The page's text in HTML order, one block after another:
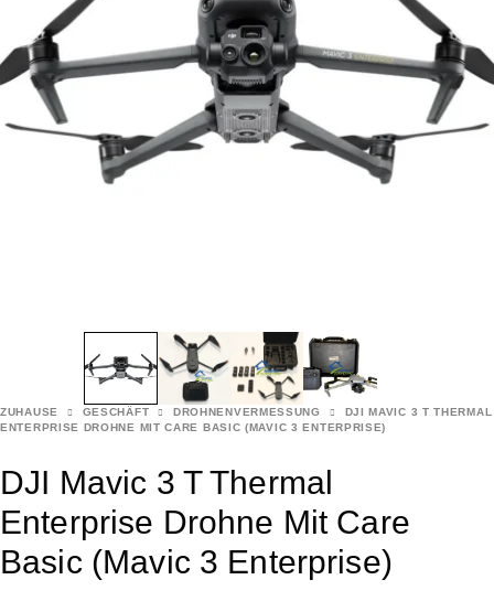
ZUHAUSE GESCHÄFT DROHNENVERMESSUNG
DJI MAVIC 3 T THERMAL
ENTERPRISE DROHNE MIT CARE BASIC (MAVIC 3 ENTERPRISE)
DJI Mavic 3 T Thermal
Enterprise Drohne Mit Care
Basic (Mavic 3 Enterprise)